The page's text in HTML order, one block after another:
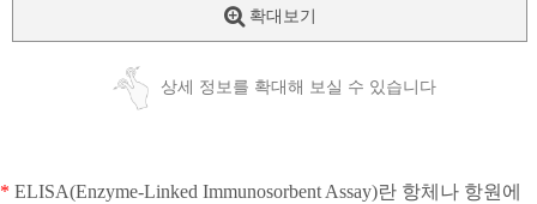
확대보기
상세 정보를 확대해 보실 수 있습니다
* ELISA(Enzyme-Linked Immunosorbent Assay)란 항체나 항원에